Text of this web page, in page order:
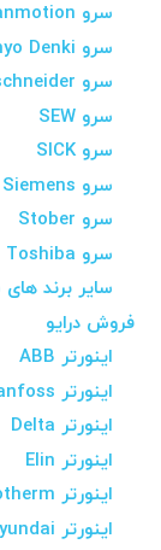
سرو Sanmotion
سرو Sanyo Denki
سرو schneider
سرو SEW
سرو SICK
سرو Siemens
سرو Stober
سرو Toshiba
سایر برند
فروش درایو
اینورتر ABB
اینورتر Danfoss
اینورتر Delta
اینورتر Elin
اینورتر Eurotherm
اینورتر Hyundai